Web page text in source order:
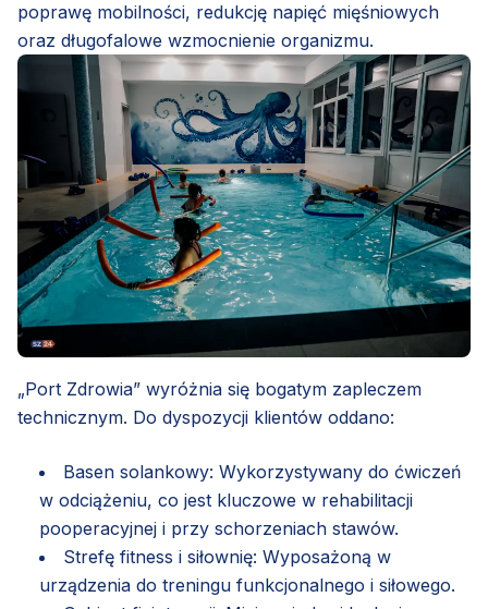
poprawę mobilności, redukcję napięć mięśniowych
oraz długofalowe wzmocnienie organizmu.
„Port Zdrowia” wyróżnia się bogatym zapleczem
technicznym. Do dyspozycji klientów oddano:
Basen solankowy: Wykorzystywany do ćwiczeń
w odciążeniu, co jest kluczowe w rehabilitacji
pooperacyjnej i przy schorzeniach stawów.
Strefę fitness i siłownię: Wyposażoną w
urządzenia do treningu funkcjonalnego i siłowego.